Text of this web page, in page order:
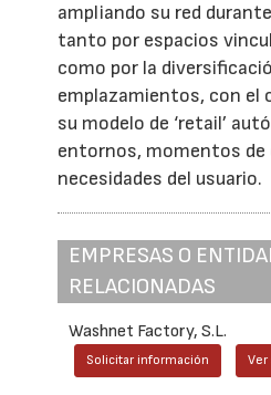
ampliando su red
tanto por espacios
como por la
emplazamientos, con el
su modelo de ‘retail’
entornos, momentos de
necesidades del usuario.
EMPRESAS O
RELACIONADAS
Washnet Factory, S.L.
Solicitar información